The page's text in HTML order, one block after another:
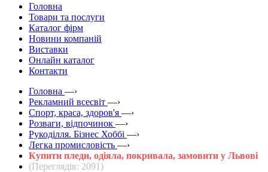
Головна
Товари та послуги
Каталог фірм
Новини компаній
Виставки
Онлайн каталог
Контакти
Головна —›
Рекламний всесвіт —›
Спорт, краса, здоров'я —›
Розваги, відпочинок —›
Рукоділля. Бізнес Хоббі —›
Легка промисловість —›
Купити пледи, одіяла, покривала, замовити у Львові
(Переглядів: 2091)